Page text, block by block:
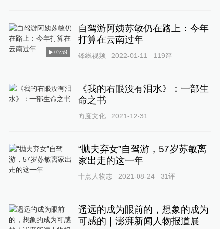
03:59
自驾游阿姨苏敏仍在路上：今年
打算在云南过年
锋线视频 2022-01-11 119评
《我的右眼没有泪水》：一部生
命之书
向度文化 2021-12-31
“抛夫弃女”自驾游，57岁苏敏离
家出走的这一年
十点人物志 2021-08-24 31评
遥远的成为眼前的，想象的成为
可感的｜澎湃新闻人物报道展